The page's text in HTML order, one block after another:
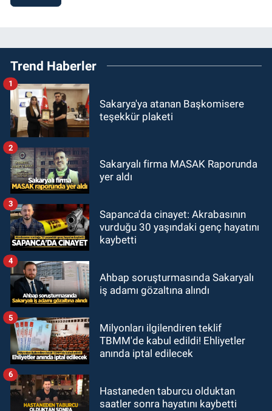
Trend Haberler
Sakarya'ya atanan Başkomisere
teşekkür plaketi
1
Sakaryalı firma MASAK Raporunda
yer aldı
2
Sapanca'da cinayet: Akrabasının
vurduğu 30 yaşındaki genç hayatını
kaybetti
3
Ahbap soruşturmasında Sakaryalı
iş adamı gözaltına alındı
4
Milyonları ilgilendiren teklif
TBMM'de kabul edildi! Ehliyetler
anında iptal edilecek
5
Hastaneden taburcu olduktan
saatler sonra hayatını kaybetti
6